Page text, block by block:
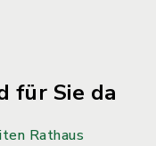
für Sie da
Rathaus